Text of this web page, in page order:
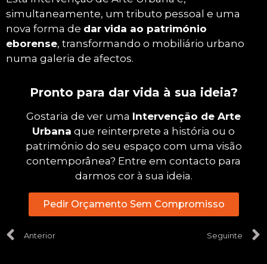
simultaneamente, um tributo pessoal e uma
nova forma de dar vida ao património
eborense, transformando o mobiliário urbano
numa galeria de afectos.
Pronto para dar vida à sua ideia?
Gostaria de ver uma Intervenção de Arte
Urbana que reinterprete a história ou o
património do seu espaço com uma visão
contemporânea? Entre em contacto para
darmos cor à sua ideia.
Pedir Orçamento Sem Compromisso
Anterior Seguinte